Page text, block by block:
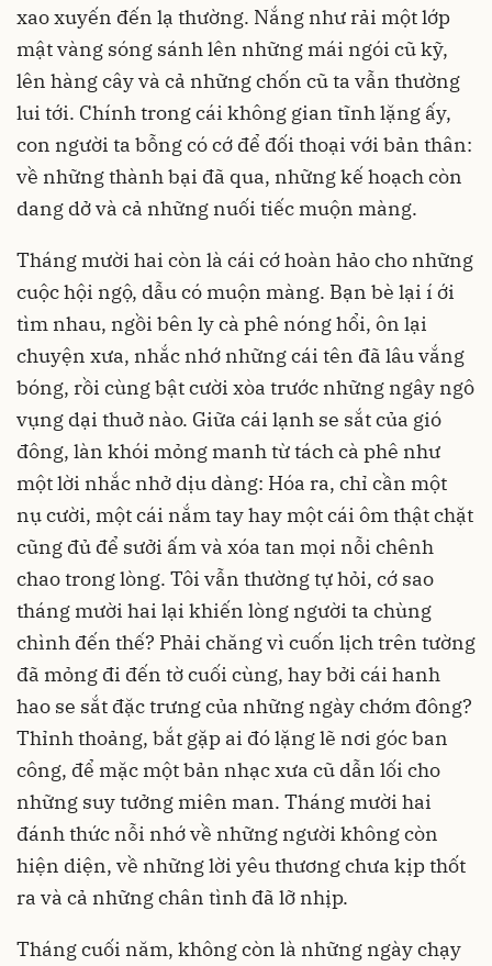
xao xuyến đến lạ thường. Nắng như rải một lớp
mật vàng sóng sánh lên những mái ngói cũ kỹ,
lên hàng cây và cả những chốn cũ ta vẫn thường
lui tới. Chính trong cái không gian tĩnh lặng ấy,
con người ta bỗng có cớ để đối thoại với bản thân:
về những thành bại đã qua, những kế hoạch còn
dang dở và cả những nuối tiếc muộn màng.
Tháng mười hai còn là cái cớ hoàn hảo cho những
cuộc hội ngộ, dẫu có muộn màng. Bạn bè lại í ới
tìm nhau, ngồi bên ly cà phê nóng hổi, ôn lại
chuyện xưa, nhắc nhớ những cái tên đã lâu vắng
bóng, rồi cùng bật cười xòa trước những ngây ngô
vụng dại thuở nào. Giữa cái lạnh se sắt của gió
đông, làn khói mỏng manh từ tách cà phê như
một lời nhắc nhở dịu dàng: Hóa ra, chỉ cần một
nụ cười, một cái nắm tay hay một cái ôm thật chặt
cũng đủ để sưởi ấm và xóa tan mọi nỗi chênh
chao trong lòng. Tôi vẫn thường tự hỏi, cớ sao
tháng mười hai lại khiến lòng người ta chùng
chình đến thế? Phải chăng vì cuốn lịch trên tường
đã mỏng đi đến tờ cuối cùng, hay bởi cái hanh
hao se sắt đặc trưng của những ngày chớm đông?
Thỉnh thoảng, bắt gặp ai đó lặng lẽ nơi góc ban
công, để mặc một bản nhạc xưa cũ dẫn lối cho
những suy tưởng miên man. Tháng mười hai
đánh thức nỗi nhớ về những người không còn
hiện diện, về những lời yêu thương chưa kịp thốt
ra và cả những chân tình đã lỡ nhịp.
Tháng cuối năm, không còn là những ngày chạy